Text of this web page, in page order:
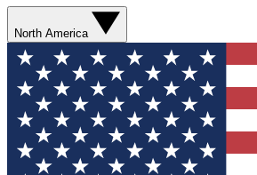
North America